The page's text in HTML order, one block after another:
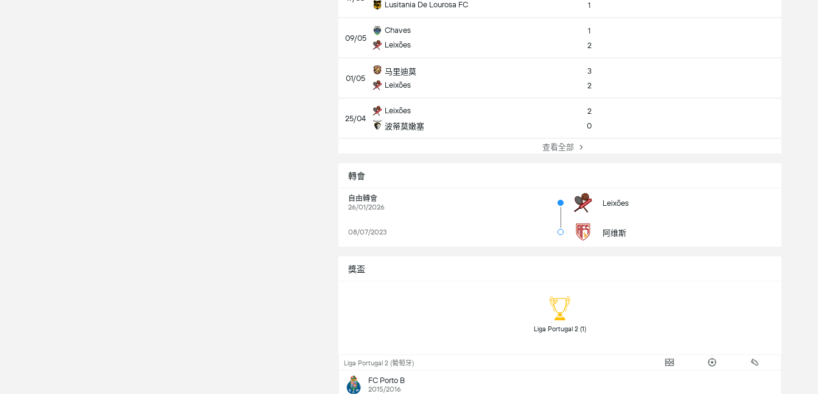
Lusitania De Lourosa FC
1
09/05
Chaves
Leixões
1
2
01/05
马里迪莫
Leixões
3
2
25/04
Leixões
波蒂莫嫩塞
2
0
查看全部
轉會
自由轉會
26/01/2026
Leixões
08/07/2023 阿维斯
獎盃
Liga Portugal 2 (葡萄牙)
FC Porto B
2015/2016